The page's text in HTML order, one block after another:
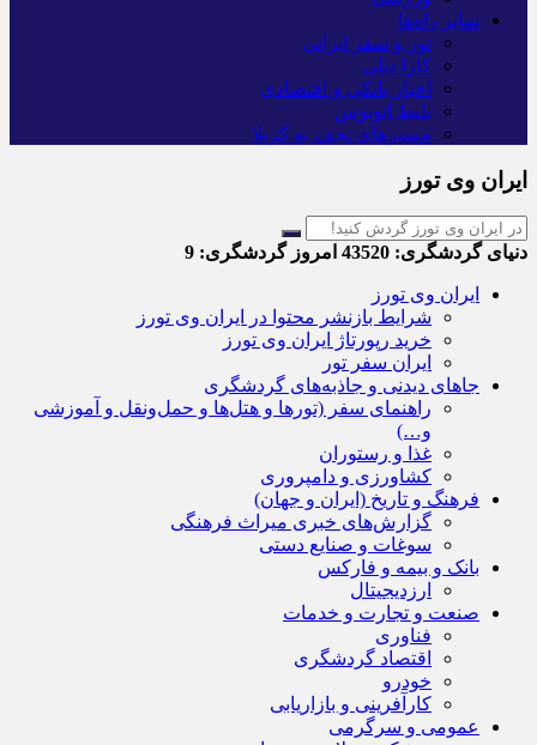
سایر راه‌ها
تور و سفر ایرانی
کارا دیلی
اخبار بانکی و اقتصادی
بلیط اتوبوس
مسیرهای نجف به کربلا
ایران وی تورز
دنیای گردشگری: امروز گردشگری:
ایران وی تورز
شرایط بازنشر محتوا در ایران وی تورز
خرید رپورتاژ ایران وی تورز
ایران سفر تور
جاهای دیدنی و جاذبه‌های گردشگری
راهنمای سفر (تورها و هتل‌ها و حمل‌و‌نقل و آموزشی
و…)
غذا و رستوران
کشاورزی و دامپروری
فرهنگ و تاریخ (ایران و جهان)
گزارش‌های خبری میراث فرهنگی
سوغات و صنایع دستی
بانک و بیمه و فارکس
ارزدیجیتال
صنعت و تجارت و خدمات
فناوری
اقتصاد گردشگری
خودرو
کارآفرینی و بازاریابی
عمومی و سرگرمی